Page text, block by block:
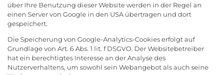
über Ihre Benutzung dieser Website werden in der Regel an
einen Server von Google in den USA übertragen und dort
gespeichert.
Die Speicherung von Google-Analytics-Cookies erfolgt auf
Grundlage von Art. 6 Abs. 1 lit. f DSGVO. Der Websitebetreiber
hat ein berechtigtes Interesse an der Analyse des
Nutzerverhaltens, um sowohl sein Webangebot als auch seine